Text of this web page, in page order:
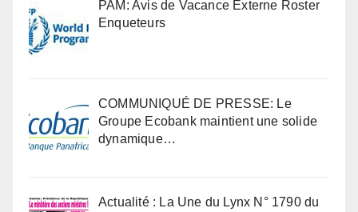
PAM: Avis de Vacance Externe Roster
Enqueteurs
COMMUNIQUÉ DE PRESSE: Le
Groupe Ecobank maintient une solide
dynamique…
Actualité : La Une du Lynx N° 1790 du